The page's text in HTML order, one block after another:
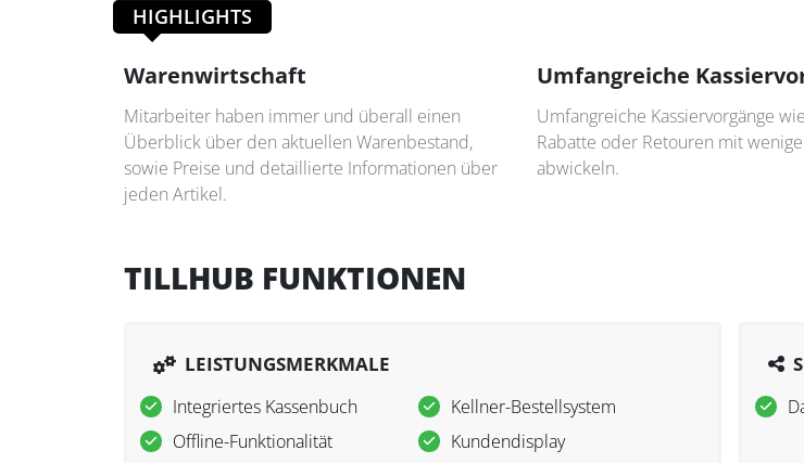
HIGHLIGHTS
Warenwirtschaft
Mitarbeiter haben immer und überall einen
Überblick über den aktuellen Warenbestand,
sowie Preise und detaillierte Informationen über
jeden Artikel.
Umfangreiche
Umfangreiche Kassiervorgänge
Rabatte oder Retouren mit
abwickeln.
TILLHUB FUNKTIONEN
LEISTUNGSMERKMALE
Integriertes Kassenbuch
Offline-Funktionalität
Kellner-Bestellsystem
Kundendisplay